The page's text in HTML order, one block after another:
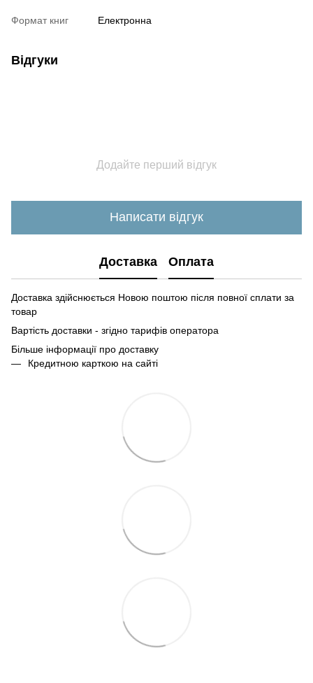
Формат книг Електронна
Відгуки
Додайте перший відгук
Написати відгук
Доставка Оплата
Доставка здійснюється Новою поштою після повної сплати за
товар
Вартість доставки - згідно тарифів оператора
Більше інформації про доставку
Кредитною карткою на сайті